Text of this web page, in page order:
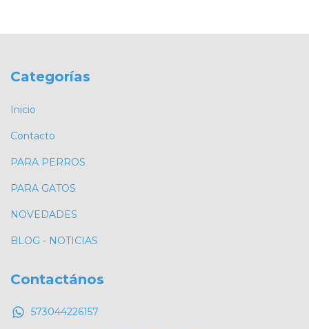
Categorías
Inicio
Contacto
PARA PERROS
PARA GATOS
NOVEDADES
BLOG - NOTICIAS
Contactános
573044226157